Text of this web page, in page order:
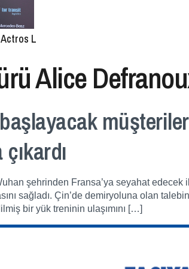
L
Alice
şehrinden Fransa’ya seyahat edecek
sağladı. Çin’de demiryoluna olan
bir yük treninin ulaşımını […]